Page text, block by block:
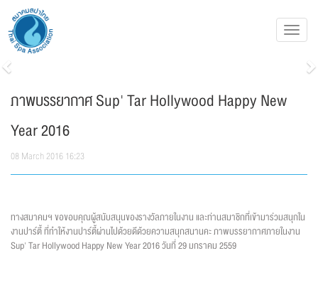
Previous
ภาพบรรยากาศ Sup' Tar Hollywood Happy New
Year 2016
08 March 2016 16:23
ทางสมาคมฯ ขอขอบคุณผู้สนับสนุนของรางวัลภายในงาน และท่านสมาชิกที่เข้ามาร่วมสนุกใน
งานปาร์ตี้ ที่ทำให้งานปาร์ตี้ผ่านไปด้วยดีด้วยความสนุกสนานคะ ภาพบรรยากาศภายในงาน
Sup' Tar Hollywood Happy New Year 2016 วันที่ 29 มกราคม 2559